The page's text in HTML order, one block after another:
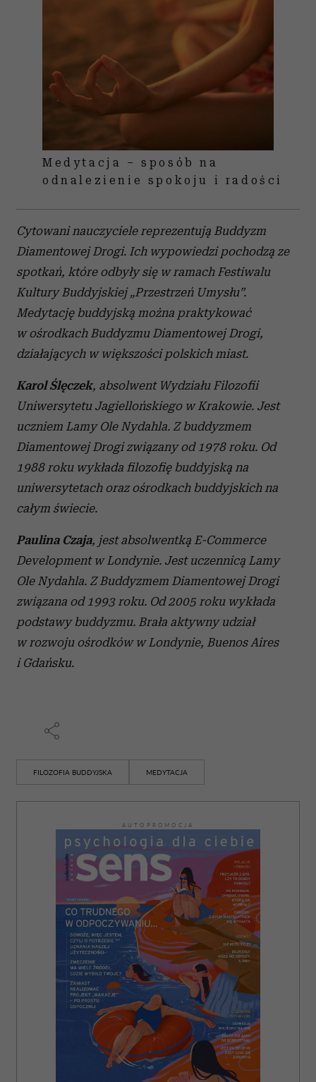
Medytacja – sposób na
odnalezienie spokoju i radości
Cytowani nauczyciele reprezentują Buddyzm
Diamentowej Drogi. Ich wypowiedzi pochodzą ze
spotkań, które odbyły się w ramach Festiwalu
Kultury Buddyjskiej „Przestrzeń Umysłu”.
Medytację buddyjską można praktykować
w ośrodkach Buddyzmu Diamentowej Drogi,
działających w większości polskich miast.
Karol Ślęczek, absolwent Wydziału Filozofii
Uniwersytetu Jagiellońskiego w Krakowie. Jest
uczniem Lamy Ole Nydahla. Z buddyzmem
Diamentowej Drogi związany od 1978 roku. Od
1988 roku wykłada filozofię buddyjską na
uniwersytetach oraz ośrodkach buddyjskich na
całym świecie.
Paulina Czaja, jest absolwentką E-Commerce
Development w Londynie. Jest uczennicą Lamy
Ole Nydahla. Z Buddyzmem Diamentowej Drogi
związana od 1993 roku. Od 2005 roku wykłada
podstawy buddyzmu. Brała aktywny udział
w rozwoju ośrodków w Londynie, Buenos Aires
i Gdańsku.
FILOZOFIA BUDDYJSKA MEDYTACJA
AUTOPROMOCJA